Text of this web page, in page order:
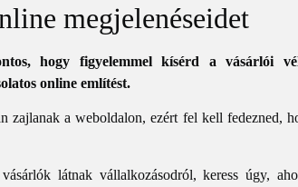
megjelenéseidet
hogy figyelemmel kísérd a vásárlói
online említést.
zajlanak a weboldalon, ezért fel kell fedezned,
látnak vállalkozásodról, keress úgy,